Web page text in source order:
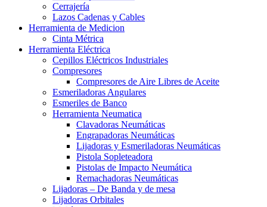
Cerrajería
Lazos Cadenas y Cables
Herramienta de Medicion
Cinta Métrica
Herramienta Eléctrica
Cepillos Eléctricos Industriales
Compresores
Compresores de Aire Libres de Aceite
Esmeriladoras Angulares
Esmeriles de Banco
Herramienta Neumatica
Clavadoras Neumáticas
Engrapadoras Neumáticas
Lijadoras y Esmeriladoras Neumáticas
Pistola Sopleteadora
Pistolas de Impacto Neumática
Remachadoras Neumáticas
Lijadoras – De Banda y de mesa
Lijadoras Orbitales